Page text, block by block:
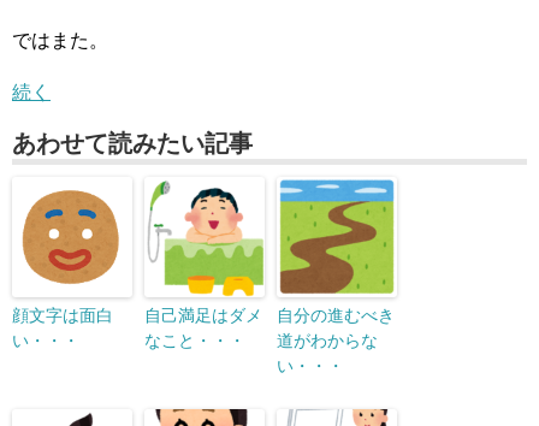
ではまた。
続く
あわせて読みたい記事
顔文字は面白
い・・・
自己満足はダメ
なこと・・・
自分の進むべき
道がわからな
い・・・